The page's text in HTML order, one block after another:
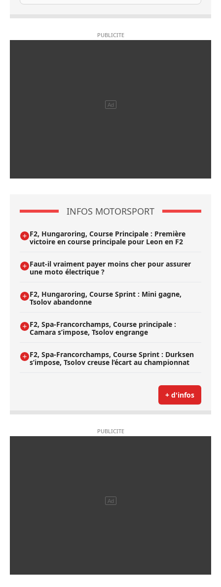
INFOS MOTORSPORT
F2, Hungaroring, Course Principale : Première
victoire en course principale pour Leon en F2
Faut-il vraiment payer moins cher pour assurer
une moto électrique ?
F2, Hungaroring, Course Sprint : Mini gagne,
Tsolov abandonne
F2, Spa-Francorchamps, Course principale :
Camara s’impose, Tsolov engrange
F2, Spa-Francorchamps, Course Sprint : Durksen
s’impose, Tsolov creuse l’écart au championnat
+ d'infos